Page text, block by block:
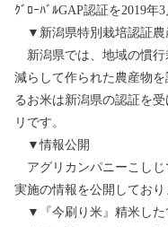
ｸﾞﾛｰﾊﾞﾙGAP認証を2019年
▼新潟県特別栽培認証農
新潟県では、地域の慣行
減らして作られた農産物
るお米は新潟県の認証を
リです。
▼情報公開
アグリカンパニーこしじ
実施の情報を公開しており
▼『今刷り米』精米した